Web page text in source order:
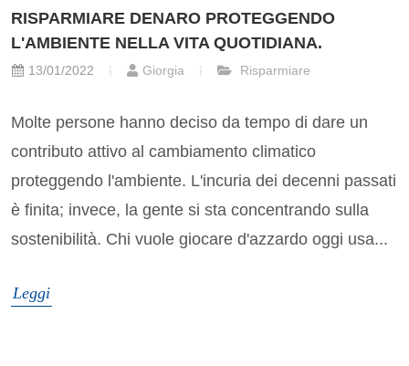
RISPARMIARE DENARO PROTEGGENDO
L'AMBIENTE NELLA VITA QUOTIDIANA.
13/01/2022 Giorgia Risparmiare
Molte persone hanno deciso da tempo di dare un
contributo attivo al cambiamento climatico
proteggendo l'ambiente. L'incuria dei decenni passati
è finita; invece, la gente si sta concentrando sulla
sostenibilità. Chi vuole giocare d'azzardo oggi usa...
Leggi